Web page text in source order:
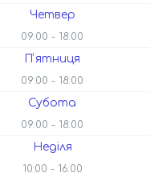
Четвер
09:00 18:00
Пʼятниця
09:00 18:00
Субота
09:00 18:00
Неділя
10:00 16:00